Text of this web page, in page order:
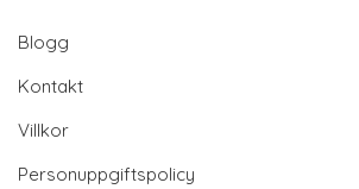
Blogg
Kontakt
Villkor
Personuppgiftspolicy